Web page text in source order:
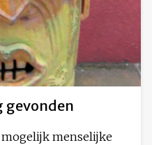
gevonden
menselijke